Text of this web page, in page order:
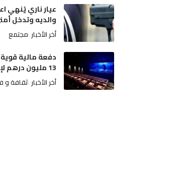
عيار ناري يُنهي
والديه وتدخل
أخر الأخبار مجتمع
دفعة مالية
13 مليون درهم لإنشاء وتحديث القاعات
أخر الأخبار ثقافة و